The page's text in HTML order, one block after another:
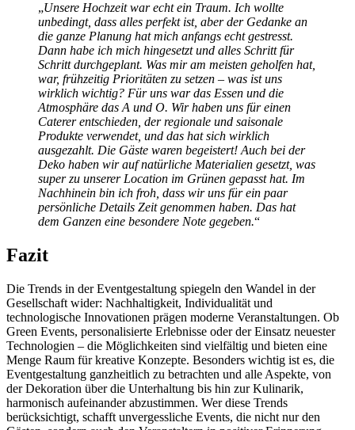
„Unsere Hochzeit war echt ein Traum. Ich wollte
unbedingt, dass alles perfekt ist, aber der Gedanke an
die ganze Planung hat mich anfangs echt gestresst.
Dann habe ich mich hingesetzt und alles Schritt für
Schritt durchgeplant. Was mir am meisten geholfen hat,
war, frühzeitig Prioritäten zu setzen – was ist uns
wirklich wichtig? Für uns war das Essen und die
Atmosphäre das A und O. Wir haben uns für einen
Caterer entschieden, der regionale und saisonale
Produkte verwendet, und das hat sich wirklich
ausgezahlt. Die Gäste waren begeistert! Auch bei der
Deko haben wir auf natürliche Materialien gesetzt, was
super zu unserer Location im Grünen gepasst hat. Im
Nachhinein bin ich froh, dass wir uns für ein paar
persönliche Details Zeit genommen haben. Das hat
dem Ganzen eine besondere Note gegeben.“
Fazit
Die Trends in der Eventgestaltung spiegeln den Wandel in der
Gesellschaft wider: Nachhaltigkeit, Individualität und
technologische Innovationen prägen moderne Veranstaltungen. Ob
Green Events, personalisierte Erlebnisse oder der Einsatz neuester
Technologien – die Möglichkeiten sind vielfältig und bieten eine
Menge Raum für kreative Konzepte. Besonders wichtig ist es, die
Eventgestaltung ganzheitlich zu betrachten und alle Aspekte, von
der Dekoration über die Unterhaltung bis hin zur Kulinarik,
harmonisch aufeinander abzustimmen. Wer diese Trends
berücksichtigt, schafft unvergessliche Events, die nicht nur den